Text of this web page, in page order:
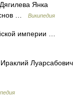
Янка
…
Википедия
империи …
Луарсабович